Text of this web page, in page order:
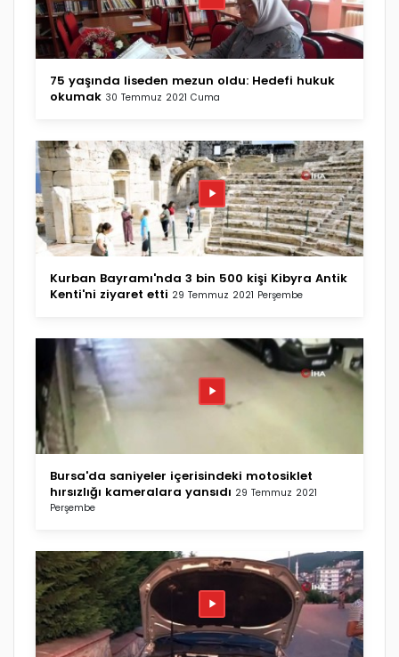
75 yaşında liseden mezun oldu: Hedefi hukuk
okumak 30 Temmuz 2021 Cuma
Kurban Bayramı'nda 3 bin 500 kişi Kibyra Antik
Kenti'ni ziyaret etti 29 Temmuz 2021 Perşembe
Bursa'da saniyeler içerisindeki motosiklet
hırsızlığı kameralara yansıdı 29 Temmuz 2021
Perşembe